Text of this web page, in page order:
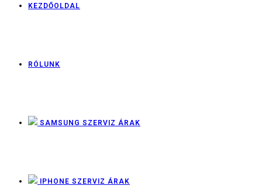
KEZDŐOLDAL
RÓLUNK
SAMSUNG SZERVIZ ÁRAK
IPHONE SZERVIZ ÁRAK